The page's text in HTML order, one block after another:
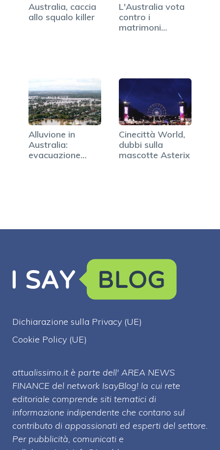
Australia, caccia
allo squalo killer
L'Australia vota
contro i
matrimoni
Alluvione in
Australia:
evacuazione
Cinecittà World,
dubbi sulla
mascotte Asterix
Dichiarazione sulla Privacy (UE)
Cookie Policy (UE)
attualissimo.it è parte dell' AREA NEWS
FINANCE del network IsayBlog! la cui rete
editoriale comprende siti tematici di
informazione indipendente che contano sul
contributo di appassionati ed esperti del settore.
Per pubblicità, comunicati e